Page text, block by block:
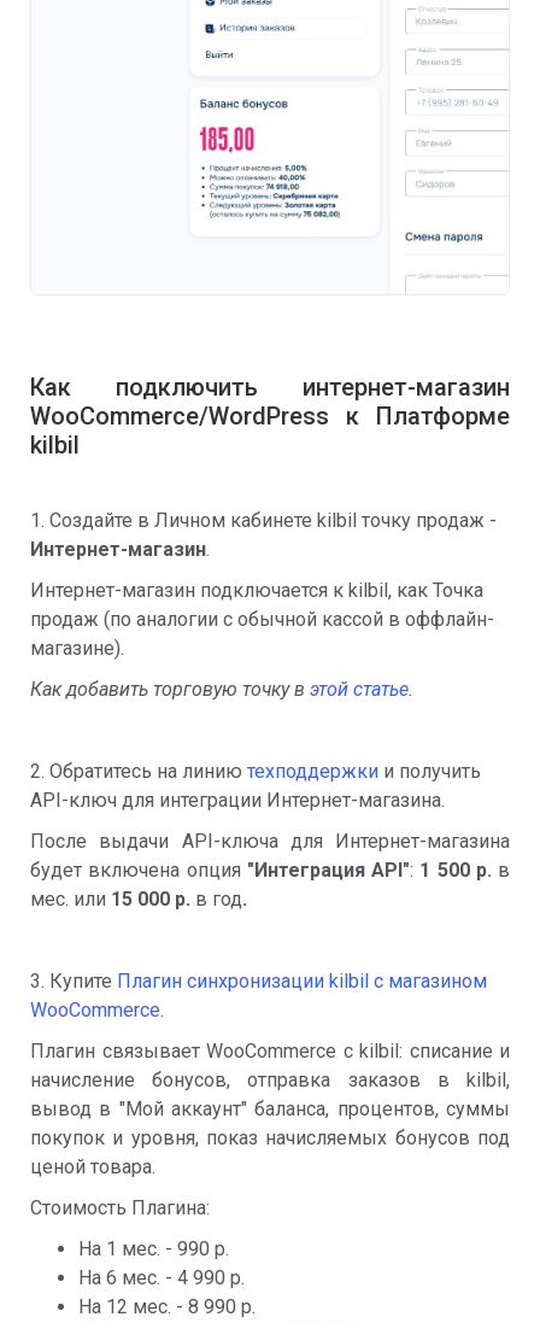
Как подключить интернет-магазин
WooCommerce/WordPress к Платформе
kilbil
1. Создайте в Личном кабинете kilbil точку продаж -
Интернет-магазин.
Интернет-магазин подключается к kilbil, как Точка
продаж (по аналогии с обычной кассой в оффлайн-
магазине).
Как добавить торговую точку в этой статье.
2. Обратитесь на линию техподдержки и получить
API-ключ для интеграции Интернет-магазина.
После выдачи API-ключа для Интернет-магазина
будет включена опция "Интеграция API": 1 500 р. в
мес. или 15 000 р. в год.
3. Купите Плагин синхронизации kilbil с магазином
WooCommerce.
Плагин связывает WooCommerce с kilbil: списание и
начисление бонусов, отправка заказов в kilbil,
вывод в "Мой аккаунт" баланса, процентов, суммы
покупок и уровня, показ начисляемых бонусов под
ценой товара.
Стоимость Плагина:
На 1 мес. - 990 р.
На 6 мес. - 4 990 р.
На 12 мес. - 8 990 р.